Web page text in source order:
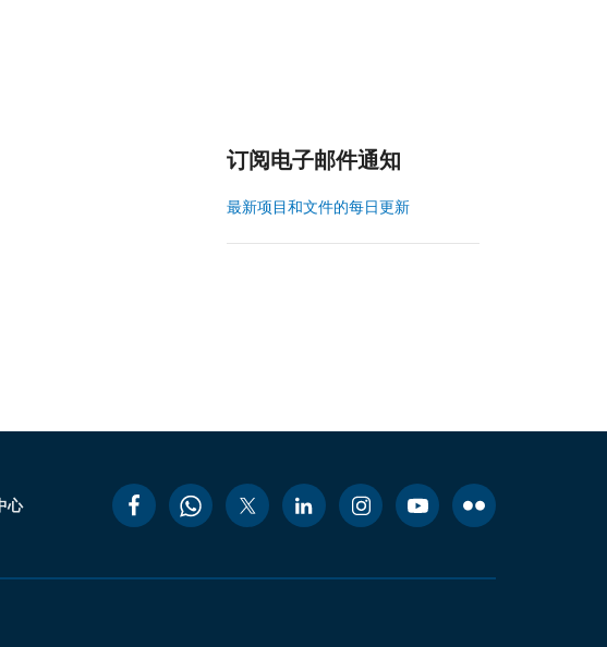
订阅电子邮件通知
最新项目和文件的每日更新
心